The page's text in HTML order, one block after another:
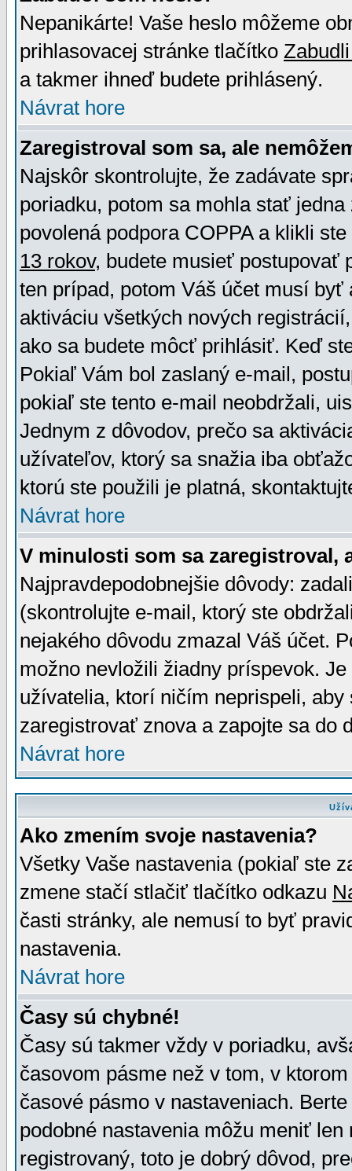
Nepanikárte! Vaše heslo môžeme
prihlasovacej stránke tlačítko
a takmer ihneď budete prihlásený.
Návrat hore
Zaregistroval som sa, ale
Najskôr skontrolujte, že zadávate
poriadku, potom sa mohla stať
povolená podpora COPPA a klikli
13 rokov, budete musieť postupovať
ten prípad, potom Váš účet musí
aktiváciu všetkých nových
ako sa budete môcť prihlásiť. Keď
Pokiaľ Vám bol zaslaný e-mail,
pokiaľ ste tento e-mail neobdržali,
Jednym z dôvodov, prečo sa
užívateľov, ktorý sa snažia iba
ktorú ste použili je platná,
Návrat hore
V minulosti som sa zaregistroval,
Najpravdepodobnejšie dôvody:
(skontrolujte e-mail, ktorý ste
nejakého dôvodu zmazal Váš účet.
možno nevložili žiadny príspevok.
užívatelia, ktorí ničím neprispeli,
zaregistrovať znova a zapojte sa do
Návrat hore
Ako zmením svoje nastavenia?
Všetky Vaše nastavenia (pokiaľ ste
zmene stačí stlačiť tlačítko odkazu
časti stránky, ale nemusí to byť
nastavenia.
Návrat hore
Časy sú chybné!
Časy sú takmer vždy v poriadku,
časovom pásme než v tom, v
časové pásmo v nastaveniach.
podobné nastavenia môžu meniť
registrovaný, toto je dobrý dôvod,